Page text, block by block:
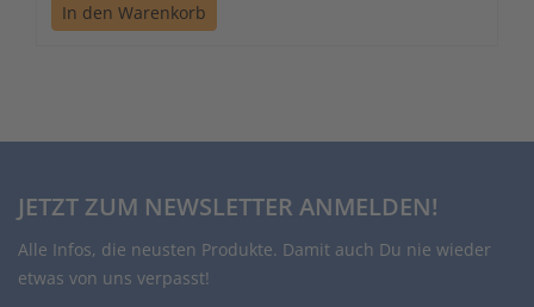
In den Warenkorb
JETZT ZUM NEWSLETTER ANMELDEN!
Alle Infos, die neusten Produkte. Damit auch Du nie wieder
etwas von uns verpasst!